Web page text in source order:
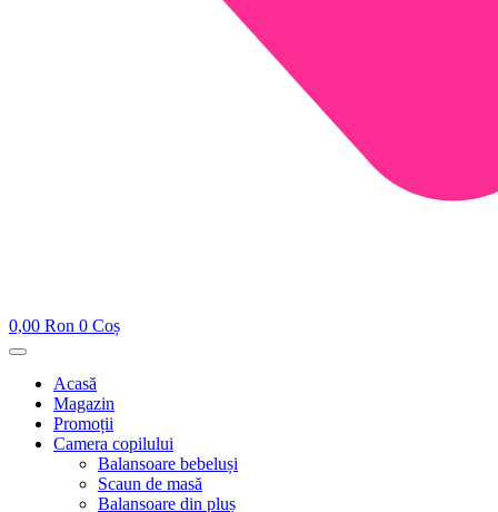
0,00 Ron 0 Coș
Acasă
Magazin
Promoții
Camera copilului
Balansoare bebeluși
Scaun de masă
Balansoare din pluș